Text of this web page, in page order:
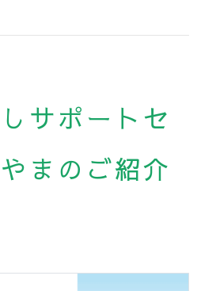
サポートセ
まのご紹介